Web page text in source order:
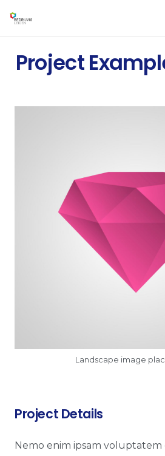
Project
Landscape image
Project Details
Nemo enim ipsam voluptatem